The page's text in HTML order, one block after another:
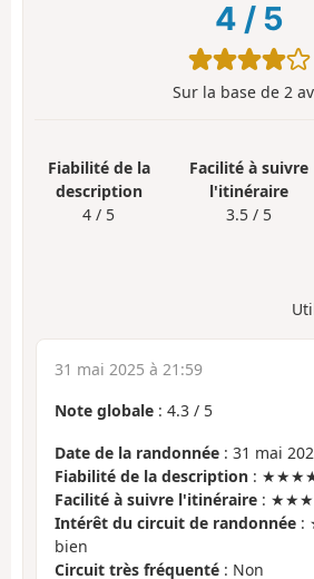
4 / 5
Sur la base de 2
Fiabilité de la
description
4 / 5
Facilité à suivre
l'itinéraire
3.5 / 5
31 mai 2025 à 21:59
Note globale : 4.3 / 5
Date de la randonnée : 31 mai
Fiabilité de la description :
Facilité à suivre l'itinéraire :
Intérêt du circuit de randonnée :
bien
Circuit très fréquenté : Non